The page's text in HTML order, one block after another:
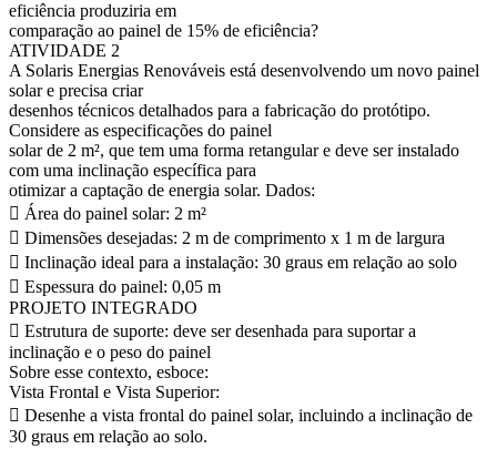
eficiência produziria em
comparação ao painel de 15% de eficiência?
ATIVIDADE 2
A Solaris Energias Renováveis está desenvolvendo um novo painel
solar e precisa criar
desenhos técnicos detalhados para a fabricação do protótipo.
Considere as especificações do painel
solar de 2 m², que tem uma forma retangular e deve ser instalado
com uma inclinação específica para
otimizar a captação de energia solar. Dados:
 Área do painel solar: 2 m²
 Dimensões desejadas: 2 m de comprimento x 1 m de largura
 Inclinação ideal para a instalação: 30 graus em relação ao solo
 Espessura do painel: 0,05 m
PROJETO INTEGRADO
 Estrutura de suporte: deve ser desenhada para suportar a
inclinação e o peso do painel
Sobre esse contexto, esboce:
Vista Frontal e Vista Superior:
 Desenhe a vista frontal do painel solar, incluindo a inclinação de
30 graus em relação ao solo.